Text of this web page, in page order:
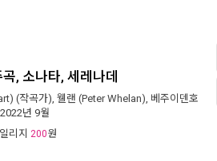
, 소나타, 세레나데
(작곡가), 웰랜 (Peter Whelan), 베주이덴호
년 9월
리지 200원